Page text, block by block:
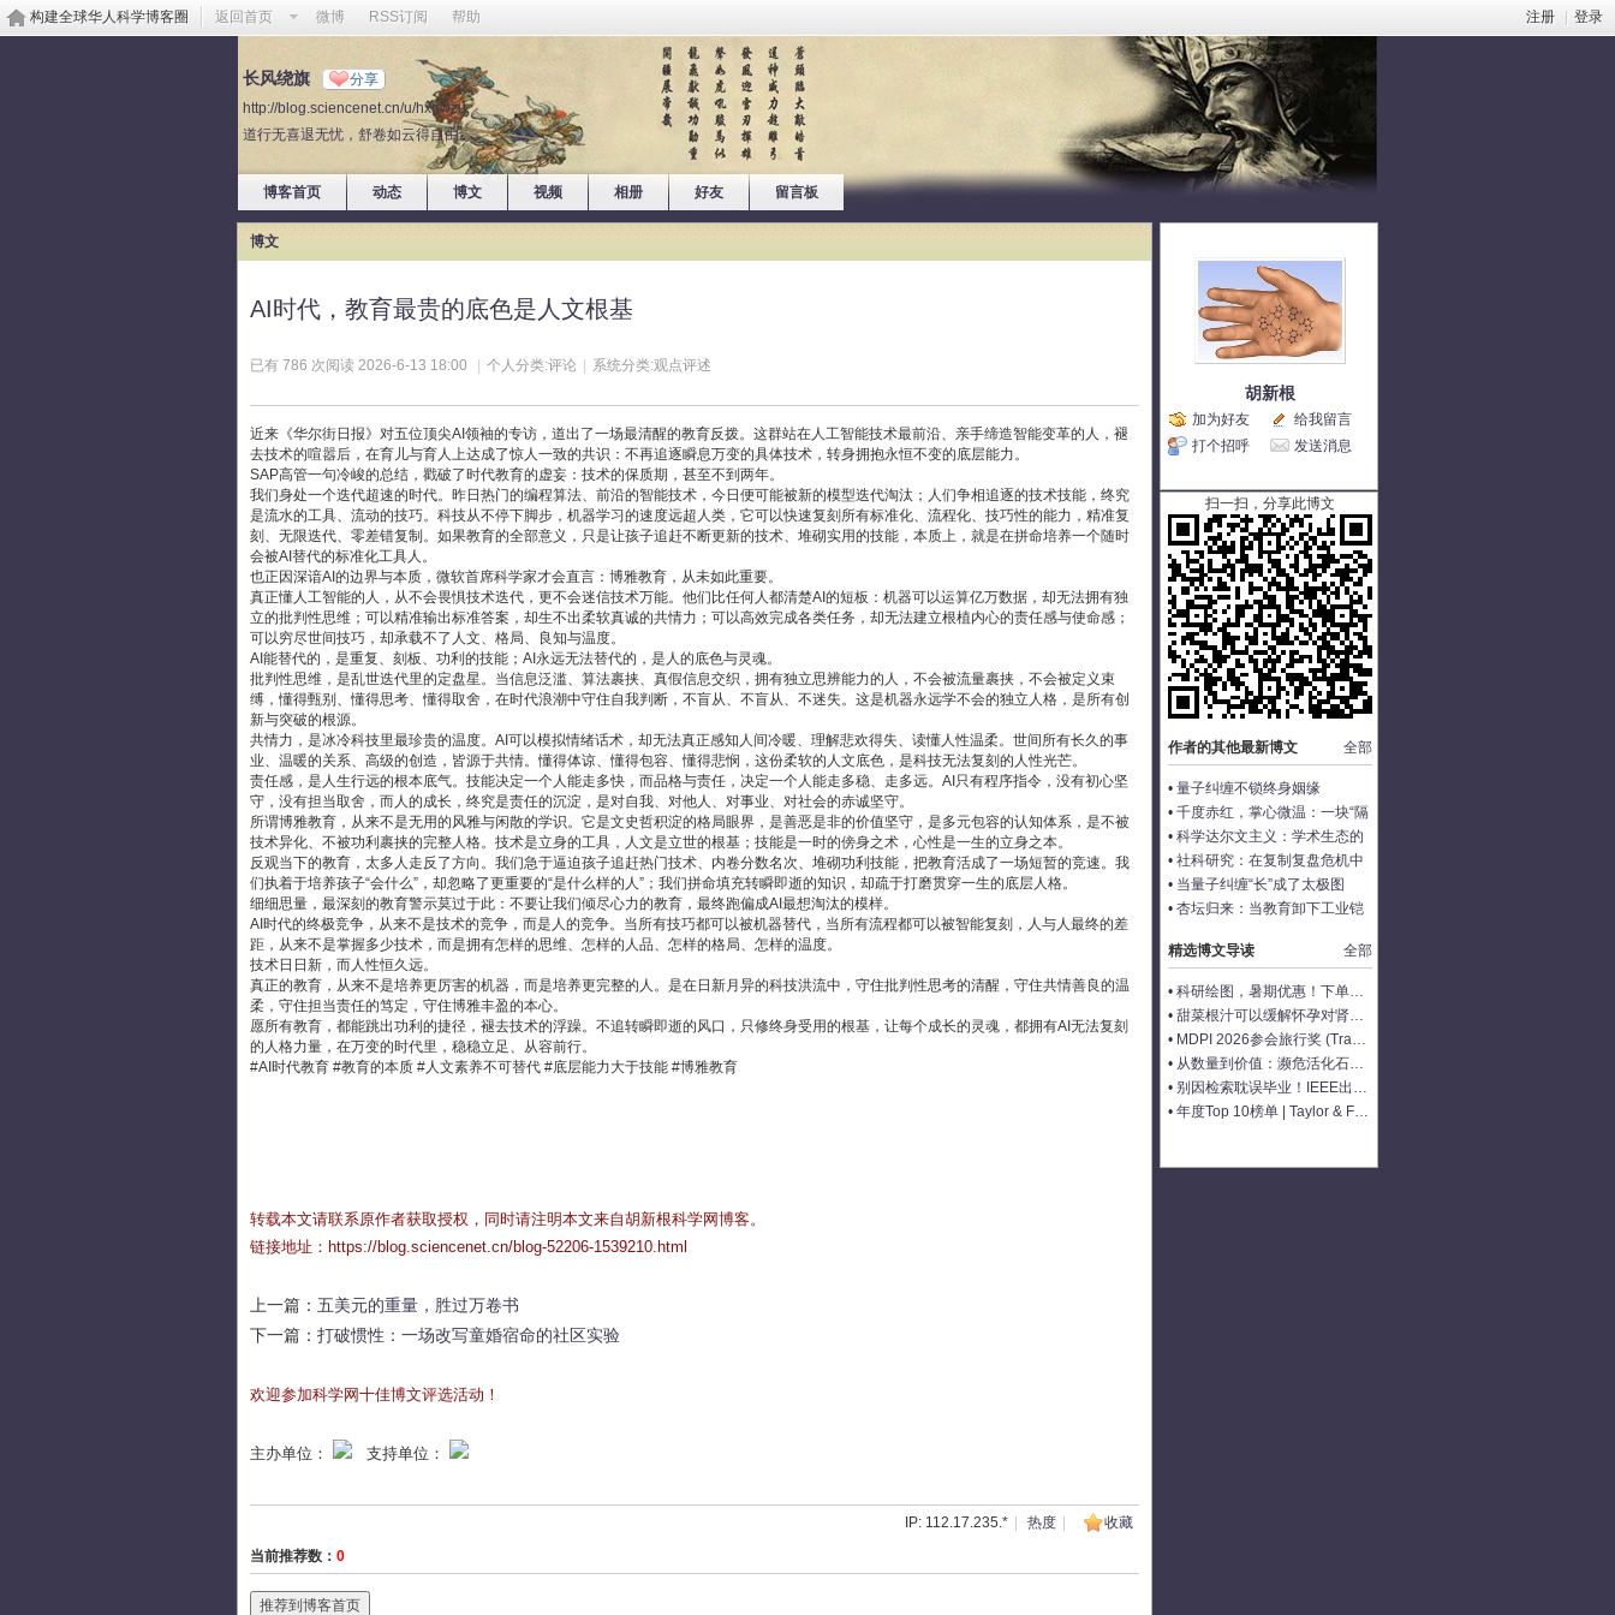
注册 登录
构建全球华人科学博客圈 返回首页 微博 RSS订阅 帮助
长风绕旗 分享
http://blog.sciencenet.cn/u/hxgwzu
道行无喜退无忧，舒卷如云得自由。
博客首页 动态 博文 视频 相册 好友 留言板
博文
AI时代，教育最贵的底色是人文根基
已有 786 次阅读 2026-6-13 18:00 个人分类:评论 系统分类:观点评述
近来《华尔街日报》对五位顶尖AI领袖的专访，道出了一场最清醒的教育反拨。这群站在人工智能技术最前沿、亲手缔造智能变革的人，褪
去技术的喧嚣后，在育儿与育人上达成了惊人一致的共识：不再追逐瞬息万变的具体技术，转身拥抱永恒不变的底层能力。
SAP高管一句冷峻的总结，戳破了时代教育的虚妄：技术的保质期，甚至不到两年。
我们身处一个迭代超速的时代。昨日热门的编程算法、前沿的智能技术，今日便可能被新的模型迭代淘汰；人们争相追逐的技术技能，终究
是流水的工具、流动的技巧。科技从不停下脚步，机器学习的速度远超人类，它可以快速复刻所有标准化、流程化、技巧性的能力，精准复
刻、无限迭代、零差错复制。如果教育的全部意义，只是让孩子追赶不断更新的技术、堆砌实用的技能，本质上，就是在拼命培养一个随时
会被AI替代的标准化工具人。
也正因深谙AI的边界与本质，微软首席科学家才会直言：博雅教育，从未如此重要。
真正懂人工智能的人，从不会畏惧技术迭代，更不会迷信技术万能。他们比任何人都清楚AI的短板：机器可以运算亿万数据，却无法拥有独
立的批判性思维；可以精准输出标准答案，却生不出柔软真诚的共情力；可以高效完成各类任务，却无法建立根植内心的责任感与使命感；
可以穷尽世间技巧，却承载不了人文、格局、良知与温度。
AI能替代的，是重复、刻板、功利的技能；AI永远无法替代的，是人的底色与灵魂。
批判性思维，是乱世迭代里的定盘星。当信息泛滥、算法裹挟、真假信息交织，拥有独立思辨能力的人，不会被流量裹挟，不会被定义束
缚，懂得甄别、懂得思考、懂得取舍，在时代浪潮中守住自我判断，不盲从、不盲从、不迷失。这是机器永远学不会的独立人格，是所有创
新与突破的根源。
共情力，是冰冷科技里最珍贵的温度。AI可以模拟情绪话术，却无法真正感知人间冷暖、理解悲欢得失、读懂人性温柔。世间所有长久的事
业、温暖的关系、高级的创造，皆源于共情。懂得体谅、懂得包容、懂得悲悯，这份柔软的人文底色，是科技无法复刻的人性光芒。
责任感，是人生行远的根本底气。技能决定一个人能走多快，而品格与责任，决定一个人能走多稳、走多远。AI只有程序指令，没有初心坚
守，没有担当取舍，而人的成长，终究是责任的沉淀，是对自我、对他人、对事业、对社会的赤诚坚守。
所谓博雅教育，从来不是无用的风雅与闲散的学识。它是文史哲积淀的格局眼界，是善恶是非的价值坚守，是多元包容的认知体系，是不被
技术异化、不被功利裹挟的完整人格。技术是立身的工具，人文是立世的根基；技能是一时的傍身之术，心性是一生的立身之本。
反观当下的教育，太多人走反了方向。我们急于逼迫孩子追赶热门技术、内卷分数名次、堆砌功利技能，把教育活成了一场短暂的竞速。我
们执着于培养孩子“会什么”，却忽略了更重要的“是什么样的人”；我们拼命填充转瞬即逝的知识，却疏于打磨贯穿一生的底层人格。
细细思量，最深刻的教育警示莫过于此：不要让我们倾尽心力的教育，最终跑偏成AI最想淘汰的模样。
AI时代的终极竞争，从来不是技术的竞争，而是人的竞争。当所有技巧都可以被机器替代，当所有流程都可以被智能复刻，人与人最终的差
距，从来不是掌握多少技术，而是拥有怎样的思维、怎样的人品、怎样的格局、怎样的温度。
技术日日新，而人性恒久远。
真正的教育，从来不是培养更厉害的机器，而是培养更完整的人。是在日新月异的科技洪流中，守住批判性思考的清醒，守住共情善良的温
柔，守住担当责任的笃定，守住博雅丰盈的本心。
愿所有教育，都能跳出功利的捷径，褪去技术的浮躁。不追转瞬即逝的风口，只修终身受用的根基，让每个成长的灵魂，都拥有AI无法复刻
的人格力量，在万变的时代里，稳稳立足、从容前行。
#AI时代教育 #教育的本质 #人文素养不可替代 #底层能力大于技能 #博雅教育
转载本文请联系原作者获取授权，同时请注明本文来自胡新根科学网博客。
链接地址： https://blog.sciencenet.cn/blog-52206-1539210.html
上一篇： 五美元的重量，胜过万卷书
下一篇： 打破惯性：一场改写童婚宿命的社区实验
欢迎参加科学网十佳博文评选活动！
主办单位： 支持单位：
收藏
IP: 112.17.235.* 热度
当前推荐数： 0
推荐到博客首页
胡新根
加为好友
给我留言
打个招呼
发送消息
扫一扫，分享此博文
全部
作者的其他最新博文
• 量子纠缠不锁终身姻缘
• 千度赤红，掌心微温：一块“隔
热盾”的物理诗学
• 科学达尔文主义：学术生态的
双刃演化
• 社科研究：在复制复盘危机中
重塑学术诚信
• 当量子纠缠“长”成了太极图
• 杏坛归来：当教育卸下工业铠
全部
精选博文导读
• 科研绘图，暑期优惠！下单立减500元
• 甜菜根汁可以缓解怀孕对肾脏的压力
• MDPI 2026参会旅行奖 (Travel Award) 中国区获奖名单公布！
• 从数量到价值：濒危活化石ELF 理论重塑濒危物种保护优先级
• 别因检索耽误毕业！IEEE出版+EI快检索，8-9月会议合集征稿中
• 年度Top 10榜单 | Taylor & Francis科学与技术领域中国作者最受欢迎的热门文章榜单出炉！